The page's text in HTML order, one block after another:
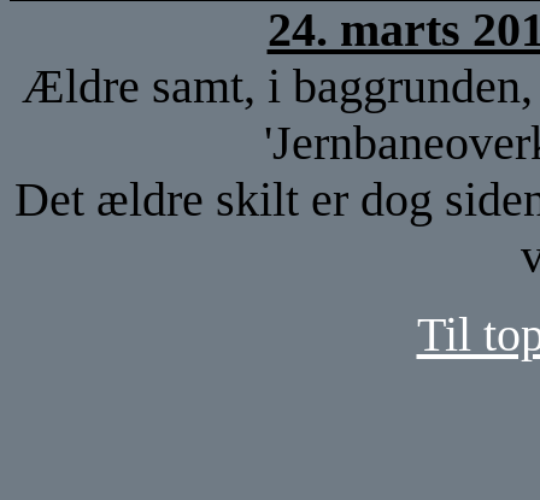
24. marts
Ældre samt, i
Det ældre skilt er dog
Til